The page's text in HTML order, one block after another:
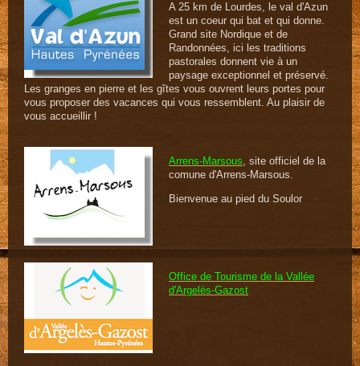
A 25 km de Lourdes, le val d'Azun
est un coeur qui bat et qui donne.
Grand site Nordique et de
Randonnées, ici les traditions
pastorales donnent vie à un
paysage exceptionnel et préservé.
Les granges en pierre et les gîtes vous ouvrent leurs portes pour
vous proposer des vacances qui vous ressemblent. Au plaisir de
vous accueillir !
Arrens-Marsous, site officiel de la
comune d'Arrens-Marsous.
Bienvenue au pied du Soulor
Office de Tourisme de la Vallée
d'Argelès-Gazost